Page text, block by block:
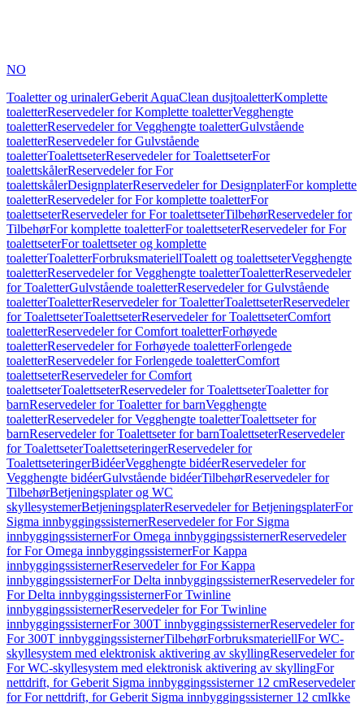
NO
Toaletter og urinalerGeberit AquaClean dusjtoaletterKomplette
toaletterReservedeler for Komplette toaletterVegghengte
toaletterReservedeler for Vegghengte toaletterGulvstående
toaletterReservedeler for Gulvstående
toaletterToalettseterReservedeler for ToalettseterFor
toalettskålerReservedeler for For
toalettskålerDesignplaterReservedeler for DesignplaterFor komplette
toaletterReservedeler for For komplette toaletterFor
toalettseterReservedeler for For toalettseterTilbehørReservedeler for
TilbehørFor komplette toaletterFor toalettseterReservedeler for For
toalettseterFor toalettseter og komplette
toaletterToaletterForbruksmateriellToalett og toalettseterVegghengte
toaletterReservedeler for Vegghengte toaletterToaletterReservedeler
for ToaletterGulvstående toaletterReservedeler for Gulvstående
toaletterToaletterReservedeler for ToaletterToalettseterReservedeler
for ToalettseterToalettseterReservedeler for ToalettseterComfort
toaletterReservedeler for Comfort toaletterForhøyede
toaletterReservedeler for Forhøyede toaletterForlengede
toaletterReservedeler for Forlengede toaletterComfort
toalettseterReservedeler for Comfort
toalettseterToalettseterReservedeler for ToalettseterToaletter for
barnReservedeler for Toaletter for barnVegghengte
toaletterReservedeler for Vegghengte toaletterToalettseter for
barnReservedeler for Toalettseter for barnToalettseterReservedeler
for ToalettseterToalettseteringerReservedeler for
ToalettseteringerBidéerVegghengte bidéerReservedeler for
Vegghengte bidéerGulvstående bidéerTilbehørReservedeler for
TilbehørBetjeningsplater og WC
skyllesystemerBetjeningsplaterReservedeler for BetjeningsplaterFor
Sigma innbyggingssisternerReservedeler for For Sigma
innbyggingssisternerFor Omega innbyggingssisternerReservedeler
for For Omega innbyggingssisternerFor Kappa
innbyggingssisternerReservedeler for For Kappa
innbyggingssisternerFor Delta innbyggingssisternerReservedeler for
For Delta innbyggingssisternerFor Twinline
innbyggingssisternerReservedeler for For Twinline
innbyggingssisternerFor 300T innbyggingssisternerReservedeler for
For 300T innbyggingssisternerTilbehørForbruksmateriellFor WC-
skyllesystem med elektronisk aktivering av skyllingReservedeler for
For WC-skyllesystem med elektronisk aktivering av skyllingFor
nettdrift, for Geberit Sigma innbyggingssisterner 12 cmReservedeler
for For nettdrift, for Geberit Sigma innbyggingssisterner 12 cmIkke